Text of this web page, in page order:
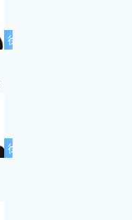
徐先友名师
徐先友名师